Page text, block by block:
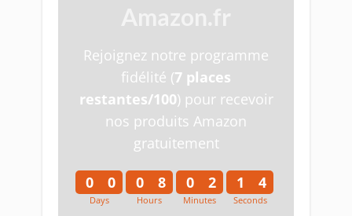
Rejoignez notre programme
fidélité (7 places
restantes/100) pour recevoir
nos produits Amazon
gratuitement
0
0
0
0Days
0
0
8
8
Hours
0
0
2
2
Minutes
1
1
4
5
Seconds